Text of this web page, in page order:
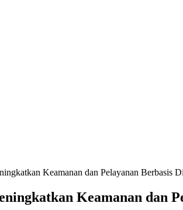
Keamanan dan Pelayanan Berbasis
Keamanan dan